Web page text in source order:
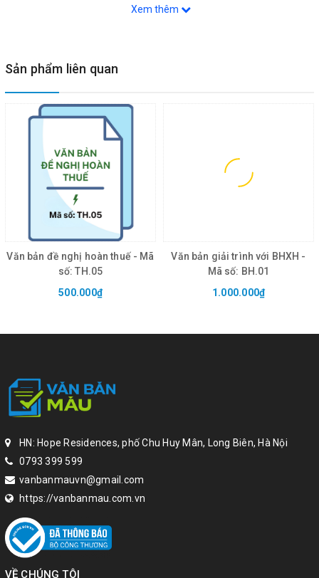
Dịch vụ tập trung vào
hỗ trợ kỹ thuật soạn thảo và
chuẩn hóa hồ sơ
Không bao gồm tư vấn pháp lý
không cam kết
kết quả giải quyết
của cơ quan có thẩm quyền.
Khách hàng chịu trách nhiệm về thông tin cung cấp và
việc sử dụng hồ sơ khi nộp.
Chi phí in ấn, đóng quyển và các yêu cầu ngoài phạm
vi mô tả sẽ được báo giá riêng.
Việc sử dụng dịch vụ được hiểu là khách hàng đã
Xem thêm
Sản phẩm liên quan
Văn bản đề nghị hoàn thuế - Mã
số: TH.05
500.000₫
Văn bản giải trình với BHXH -
Mã số: BH.01
1.000.000₫
HN: Hope Residences, phố Chu Huy Mân, Long Biên, Hà Nội
0793 399 599
vanbanmauvn@gmail.com
https://vanbanmau.com.vn
VỀ CHÚNG TÔI